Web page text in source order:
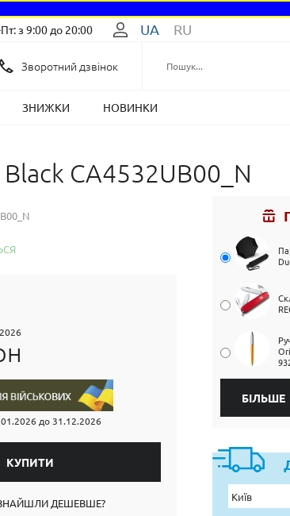
з 9:00 до 20:00 UA RU
Зворотний дзвінок
ЗНИЖКИ НОВИНКИ
CA4532UB00_N
до 31.12.2026
ДЕШЕВШЕ?
БІЛЬШЕ